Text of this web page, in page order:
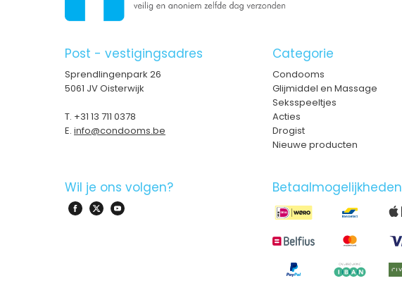
Post - vestigingsadres
Sprendlingenpark 26
5061 JV Oisterwijk
T. +31 13 711 0378
E. info@condooms.be
Categorie
Condooms
Glijmiddel en Massage
Seksspeeltjes
Acties
Drogist
Nieuwe producten
Wil je ons volgen? Betaalmogelijkheden